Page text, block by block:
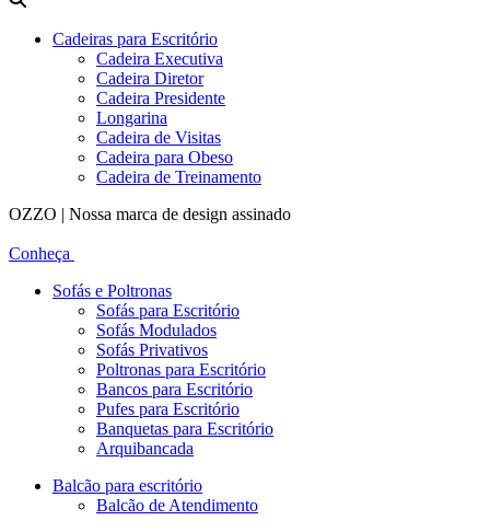
Cadeiras para Escritório
Cadeira Executiva
Cadeira Diretor
Cadeira Presidente
Longarina
Cadeira de Visitas
Cadeira para Obeso
Cadeira de Treinamento
OZZO | Nossa marca de design assinado
Conheça
Sofás e Poltronas
Sofás para Escritório
Sofás Modulados
Sofás Privativos
Poltronas para Escritório
Bancos para Escritório
Pufes para Escritório
Banquetas para Escritório
Arquibancada
Balcão para escritório
Balcão de Atendimento